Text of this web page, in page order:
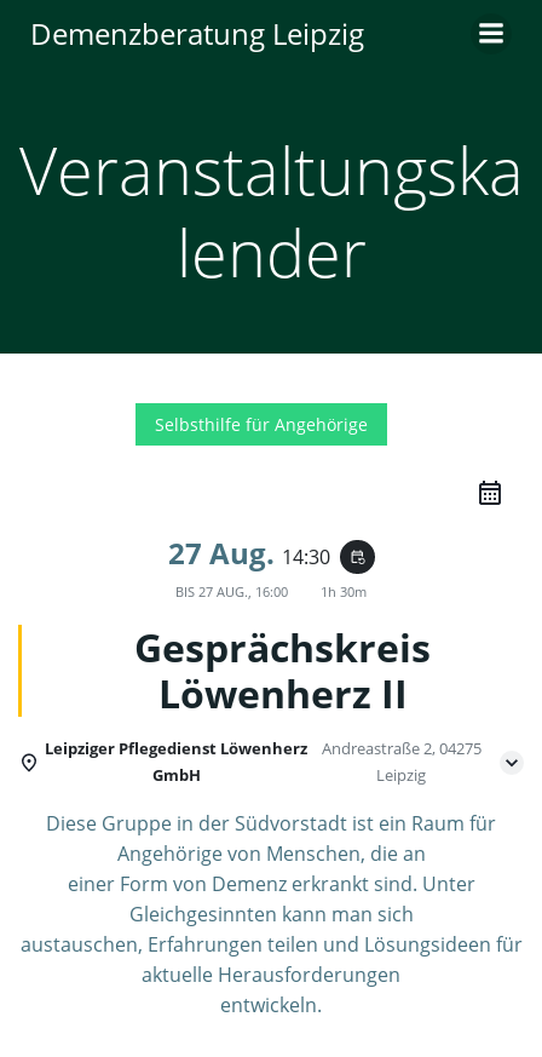
Inhalt
Demenzberatung Leipzig
Veranstaltungska
lender
Selbsthilfe für Angehörige
27 Aug. 14:30 event_repeat
BIS 27 AUG., 16:00 1h 30m
Gesprächskreis
Löwenherz II
Leipziger Pflegedienst Löwenherz
GmbH
Andreastraße 2, 04275
Leipzig
Diese Gruppe in der Südvorstadt ist ein Raum für
Angehörige von Menschen, die an
einer Form von Demenz erkrankt sind. Unter
Gleichgesinnten kann man sich
austauschen, Erfahrungen teilen und Lösungsideen für
aktuelle Herausforderungen
entwickeln.